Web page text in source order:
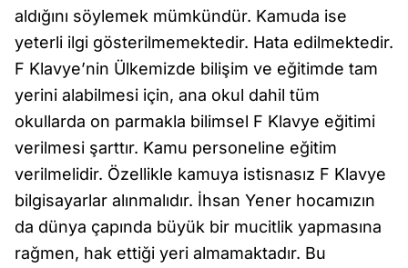
aldığını söylemek mümkündür. Kamuda ise
yeterli ilgi gösterilmemektedir. Hata edilmektedir.
F Klavye’nin Ülkemizde bilişim ve eğitimde tam
yerini alabilmesi için, ana okul dahil tüm
okullarda on parmakla bilimsel F Klavye eğitimi
verilmesi şarttır. Kamu personeline eğitim
verilmelidir. Özellikle kamuya istisnasız F Klavye
bilgisayarlar alınmalıdır. İhsan Yener hocamızın
da dünya çapında büyük bir mucitlik yapmasına
rağmen, hak ettiği yeri almamaktadır. Bu